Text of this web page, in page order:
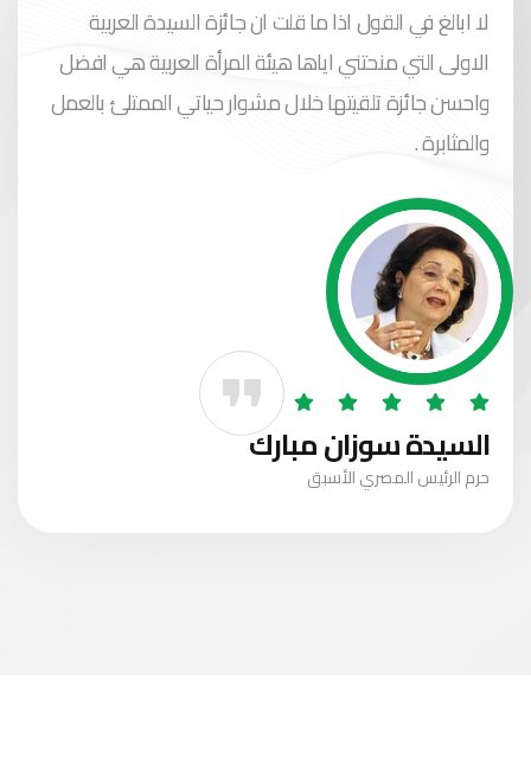
لا ابالغ في القول اذا ما قلت ان جائزة السيدة العربية
الاولى التي منحتني اياها هيئة المرأة العربية هي افضل
واحسن جائزة تلقيتها خلال مشوار حياتي الممتلئ بالعمل
والمثابرة .
السيدة سوزان مبارك
حرم الرئيس المصري الأسبق